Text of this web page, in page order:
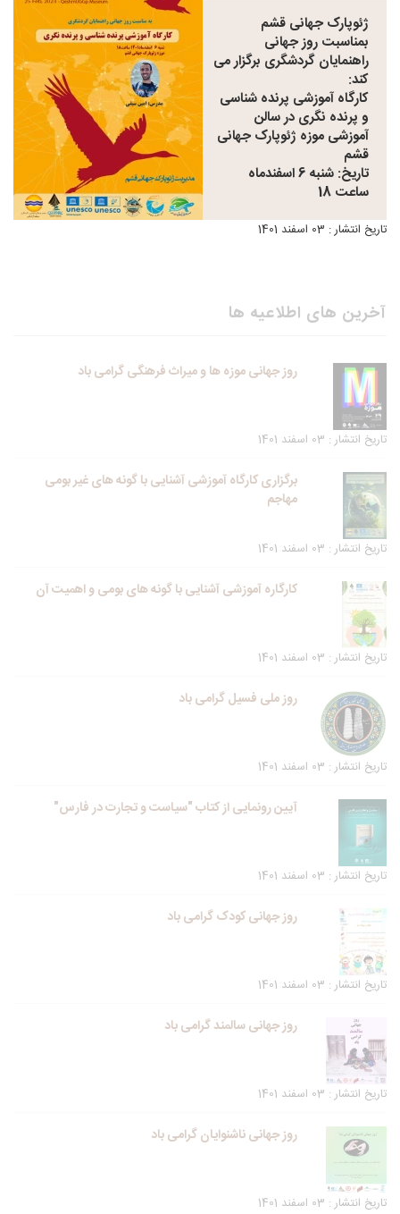
ژئوپارک جهانی قشم
بمناسبت روز جهانی
راهنمایان گردشگری برگزار می
کند:
کارگاه آموزشی پرنده شناسی
و پرنده نگری در سالن
آموزشی موزه ژئوپارک جهانی
قشم
تاریخ: شنبه 6 اسفندماه
ساعت 18
تاریخ انتشار : 03 اسفند 1401
آخرین های اطلاعیه ها
روز جهانی موزه ها و میراث فرهنگی گرامی باد
تاریخ انتشار : 03 اسفند 1401
برگزاری کارگاه آموزشی آشنایی با گونه های غیر بومی
مهاجم
تاریخ انتشار : 03 اسفند 1401
کارگاره آموزشی آشنایی با گونه های بومی و اهمیت آن
تاریخ انتشار : 03 اسفند 1401
روز ملی فسیل گرامی باد
تاریخ انتشار : 03 اسفند 1401
آیین رونمایی از کتاب "سیاست و تجارت در فارس"
تاریخ انتشار : 03 اسفند 1401
روز جهانی کودک گرامی باد
تاریخ انتشار : 03 اسفند 1401
روز جهانی سالمند گرامی باد
تاریخ انتشار : 03 اسفند 1401
روز جهانی ناشنوایان گرامی باد
تاریخ انتشار : 03 اسفند 1401